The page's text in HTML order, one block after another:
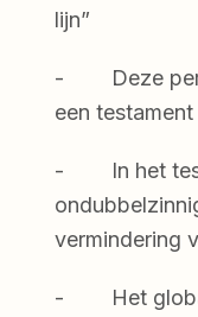
lijn”
- Deze
een testament
- In het
vermindering
- Het